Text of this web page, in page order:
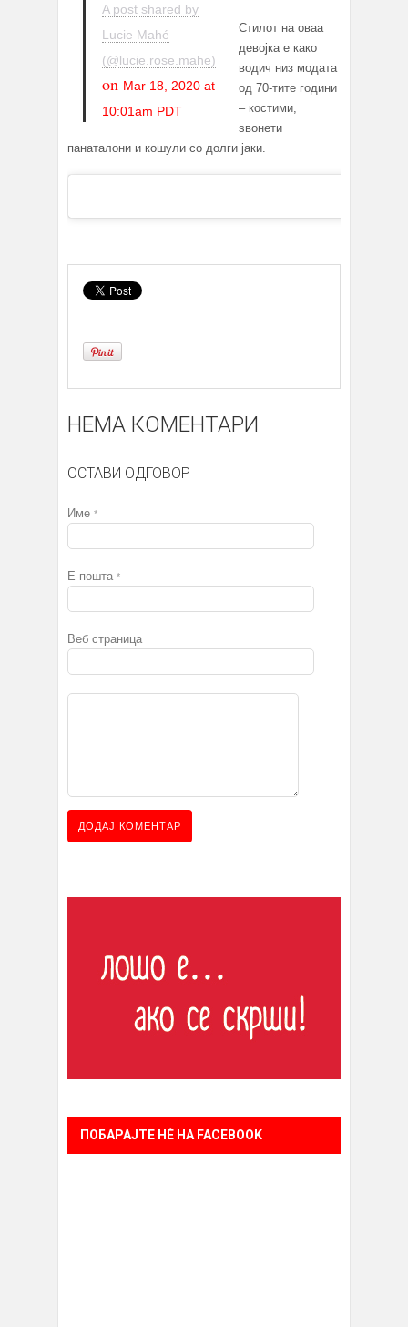
A post shared by
Lucie Mahé
(@lucie.rose.mahe)
on Mar 18, 2020 at
10:01am PDT
Стилот на оваа
девојка е како
водич низ модата
од 70-тите години
– костими,
ѕвонети
панаталони и кошули со долги јаки.
НЕМА КОМЕНТАРИ
ОСТАВИ ОДГОВОР
Име *
Е-пошта *
Веб страница
ПОБАРАЈТЕ НÈ НА FACEBOOK